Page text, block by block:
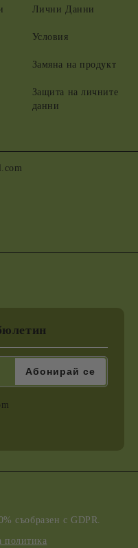
Лични Данни
Условия
Замяна на продукт
Защита на личните
данни
съобразен с GDPR.
политика